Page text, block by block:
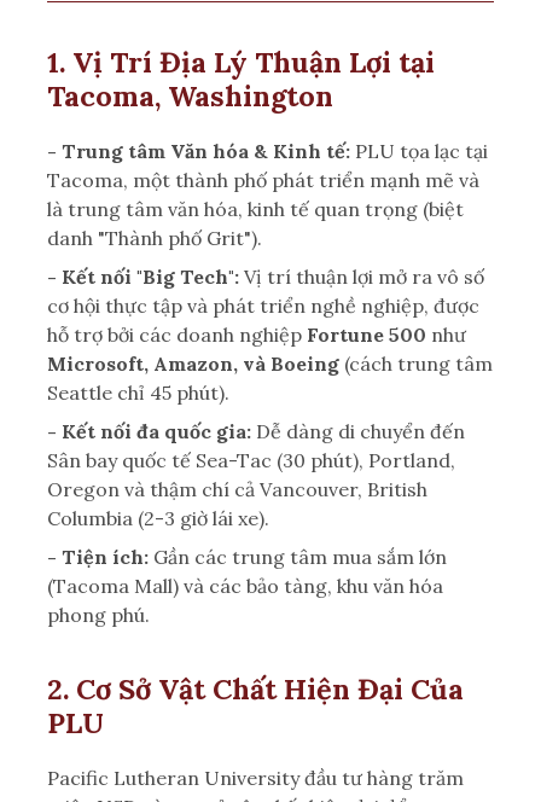
1. Vị Trí Địa Lý Thuận Lợi tại
Tacoma, Washington
- Trung tâm Văn hóa & Kinh tế: PLU tọa lạc tại
Tacoma, một thành phố phát triển mạnh mẽ và
là trung tâm văn hóa, kinh tế quan trọng (biệt
danh "Thành phố Grit").
- Kết nối "Big Tech": Vị trí thuận lợi mở ra vô số
cơ hội thực tập và phát triển nghề nghiệp, được
hỗ trợ bởi các doanh nghiệp Fortune 500 như
Microsoft, Amazon, và Boeing (cách trung tâm
Seattle chỉ 45 phút).
- Kết nối đa quốc gia: Dễ dàng di chuyển đến
Sân bay quốc tế Sea-Tac (30 phút), Portland,
Oregon và thậm chí cả Vancouver, British
Columbia (2-3 giờ lái xe).
- Tiện ích: Gần các trung tâm mua sắm lớn
(Tacoma Mall) và các bảo tàng, khu văn hóa
phong phú.
2. Cơ Sở Vật Chất Hiện Đại Của
PLU
Pacific Lutheran University đầu tư hàng trăm